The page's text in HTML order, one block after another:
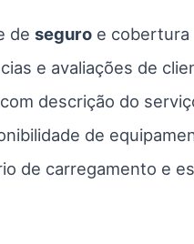
de seguro e cobertura
e avaliações de
descrição do
de
de carregamento e